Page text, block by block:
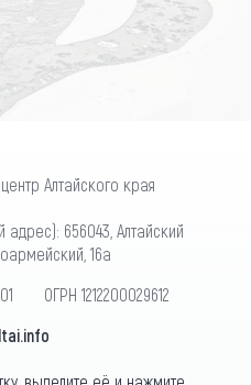
Алтайского края
656043, Алтайский
16а
ОГРН 1212200029612
выделите её и нажмите